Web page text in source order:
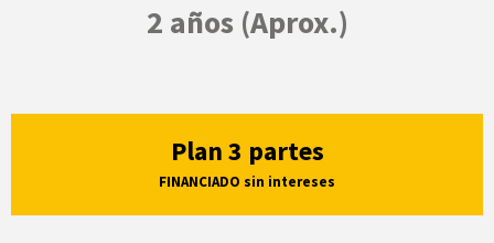
2 años (Aprox.)
Plan 3 partes
FINANCIADO sin intereses